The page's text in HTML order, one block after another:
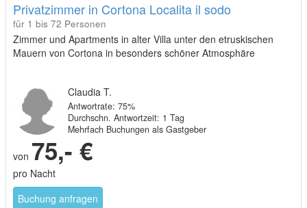
Privatzimmer in Cortona Localita il sodo
für 1 bis 72 Personen
Zimmer und Apartments in alter Villa unter den etruskischen
Mauern von Cortona in besonders schöner Atmosphäre
Claudia T.
Antwortrate: 75%
Durchschn. Antwortzeit: 1 Tag
Mehrfach Buchungen als Gastgeber
von 75,- €
pro Nacht
Buchung anfragen